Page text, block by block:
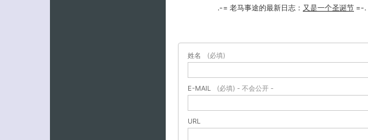
.-= 老马事途的最新日志： 又是一个圣诞节 =-.
姓名 (必填)
E-MAIL (必填) - 不会公开 -
URL